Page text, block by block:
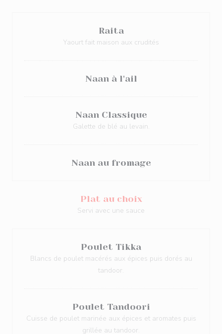
Raita
Yaourt fait maison aux crudités
Naan à l'ail
Naan Classique
Galette de blé au levain.
Naan au fromage
Plat au choix
Servi avec une sauce
Poulet Tikka
Blancs de poulet macérés aux épices puis dorés au
tandoor.
Poulet Tandoori
Cuisse de poulet marinée aux épices et aromates puis
grillée au tandoor.